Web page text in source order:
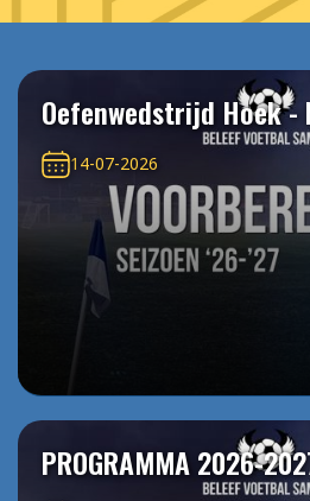
Oefenwedstrijd Hoek -
14-07-2026
PROGRAMMA 2026-